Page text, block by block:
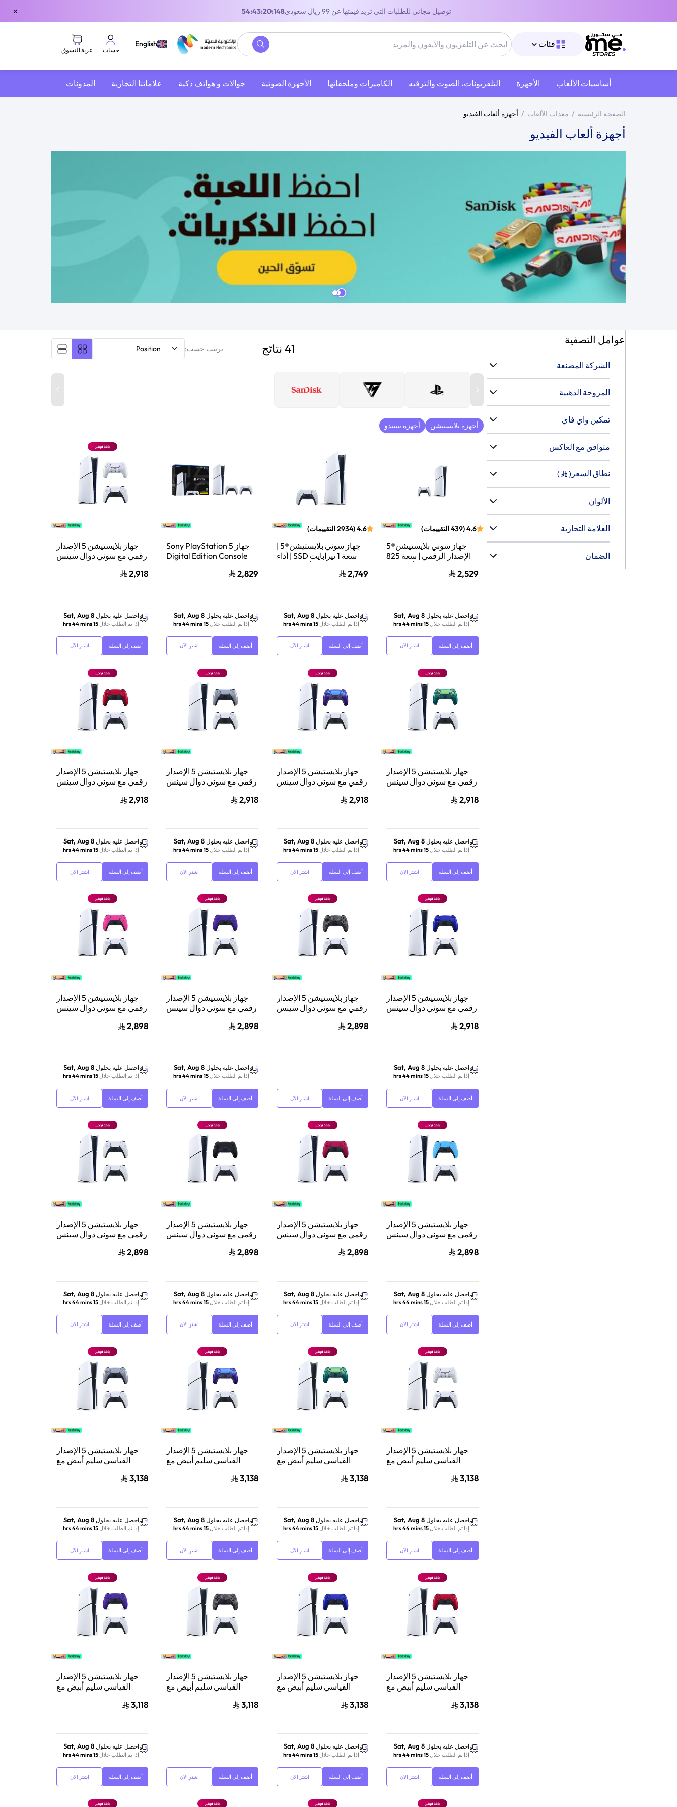
توصيل مجاني للطلبات التي تزيد قيمتها عن 99 ريال سعودي 53:43:20:148
×
فئات English
حساب عربة التسوق
أساسيات الألعاب الأجهزة التلفزيونات، الصوت والترفيه ‫الكاميرات وملحقاتها‬ الأجهزة الصوتية جوالات و هواتف ذكية علاماتنا التجارية المدونات
الصفحة الرئيسية / معدات الألعاب / أجهزة ألعاب الفيديو
أجهزة ألعاب الفيديو
عوامل التصفية
الشركة المصنعة
المروحة الذهبية
تمكين واي فاي
متوافق مع العاكس
نطاق السعر (
)
‫الألوان
‫العلامة التجارية
الضمان‬
41 نتائج ترتيب حسب: Position
أجهزة بلايستيشن أجهزة نينتندو
4.6
(
439التقييمات)
جهاز سوني بلايستيشن®5
الإصدار الرقمي | سعة 825
جيجابايت SSD | أداء فائق
السرعة للألعاب | تتبع الأشعة
2,529
احصل عليه بحلول Sat, Aug 8
إذا تم الطلب خلال 15 hrs 44 mins
أضف إلى السلة اشترِ الآن
4.6
(
2934التقييمات)
جهاز سوني بلايستيشن®5 |
سعة 1 تيرابايت SSD | أداء
فائق السرعة للألعاب | تتبع
2,749
احصل عليه بحلول Sat, Aug 8
إذا تم الطلب خلال 15 hrs 44 mins
أضف إلى السلة اشترِ الآن
جهاز Sony PlayStation 5
Digital Edition Console
2,829
احصل عليه بحلول Sat, Aug 8
إذا تم الطلب خلال 15 hrs 44 mins
أضف إلى السلة اشترِ الآن
جهاز بلايستيشن 5 الإصدار
رقمي مع سوني دوال سينس
بلايستيشن 5 لؤلؤي لامع2,918
احصل عليه بحلول Sat, Aug 8
إذا تم الطلب خلال 15 hrs 44 mins
أضف إلى السلة اشترِ الآن
جهاز بلايستيشن 5 الإصدار
رقمي مع سوني دوال سينس
بلايستيشن 5 أخضر لامع2,918
احصل عليه بحلول Sat, Aug 8
إذا تم الطلب خلال15 hrs 44 mins
أضف إلى السلة اشترِ الآن
جهاز بلايستيشن 5 الإصدار
رقمي مع سوني دوال سينس
بلايستيشن 5 أزرق لامع2,918
احصل عليه بحلول Sat, Aug 8
إذا تم الطلب خلال15 hrs 44 mins
أضف إلى السلة اشترِ الآن
جهاز بلايستيشن 5 الإصدار
رقمي مع سوني دوال سينس
بلايستيشن 5 فضي لامع2,918
احصل عليه بحلول Sat, Aug 8
إذا تم الطلب خلال15 hrs 44 mins
أضف إلى السلة اشترِ الآن
جهاز بلايستيشن 5 الإصدار
رقمي مع سوني دوال سينس
بلايستيشن 5 أحمر بركاني2,918
احصل عليه بحلول Sat, Aug 8
إذا تم الطلب خلال15 hrs 44 mins
أضف إلى السلة اشترِ الآن
جهاز بلايستيشن 5 الإصدار
رقمي مع سوني دوال سينس
بلايستيشن 5 أزرق كوبالت2,918
احصل عليه بحلول Sat, Aug 8
إذا تم الطلب خلال15 hrs 44 mins
أضف إلى السلة اشترِ الآن
جهاز بلايستيشن 5 الإصدار
رقمي مع سوني دوال سينس
بلايستيشن 5 رمادي مموه2,898
أضف إلى السلة اشترِ الآن
جهاز بلايستيشن 5 الإصدار
رقمي مع سوني دوال سينس
بلايستيشن 5 بنفسجي2,898
احصل عليه بحلول Sat, Aug 8
إذا تم الطلب خلال15 hrs 44 mins
أضف إلى السلة اشترِ الآن
جهاز بلايستيشن 5 الإصدار
رقمي مع سوني دوال سينس
بلايستيشن 5 نافو بينك2,898
احصل عليه بحلول Sat, Aug 8
إذا تم الطلب خلال15 hrs 44 mins
أضف إلى السلة اشترِ الآن
جهاز بلايستيشن 5 الإصدار
رقمي مع سوني دوال سينس
بلايستيشن 5 الأزرق النجمي
2,898
احصل عليه بحلول Sat, Aug 8
إذا تم الطلب خلال 15 hrs 44 mins
أضف إلى السلة اشترِ الآن
جهاز بلايستيشن 5 الإصدار
رقمي مع سوني دوال سينس
2,898
احصل عليه بحلول Sat, Aug 8
إذا تم الطلب خلال 15 hrs 44 mins
أضف إلى السلة اشترِ الآن
جهاز بلايستيشن 5 الإصدار
رقمي مع سوني دوال سينس
2,898
احصل عليه بحلول Sat, Aug 8
إذا تم الطلب خلال 15 hrs 44 mins
أضف إلى السلة اشترِ الآن
جهاز بلايستيشن 5 الإصدار
رقمي مع سوني دوال سينس
2,898
احصل عليه بحلول Sat, Aug 8
إذا تم الطلب خلال 15 hrs 44 mins
أضف إلى السلة اشترِ الآن
جهاز بلايستيشن 5 الإصدار
القياسي سليم أبيض مع
3,138
احصل عليه بحلول Sat, Aug 8
إذا تم الطلب خلال15 hrs 44 mins
أضف إلى السلة اشترِ الآن
جهاز بلايستيشن 5 الإصدار
القياسي سليم أبيض مع
3,138
احصل عليه بحلول Sat, Aug 8
إذا تم الطلب خلال15 hrs 44 mins
أضف إلى السلة اشترِ الآن
جهاز بلايستيشن 5 الإصدار
القياسي سليم أبيض مع
3,138
احصل عليه بحلول Sat, Aug 8
إذا تم الطلب خلال15 hrs 44 mins
أضف إلى السلة اشترِ الآن
جهاز بلايستيشن 5 الإصدار
القياسي سليم أبيض مع
3,138
احصل عليه بحلول Sat, Aug 8
إذا تم الطلب خلال15 hrs 44 mins
أضف إلى السلة اشترِ الآن
جهاز بلايستيشن 5 الإصدار
القياسي سليم أبيض مع
3,138
احصل عليه بحلول Sat, Aug 8
إذا تم الطلب خلال15 hrs 44 mins
أضف إلى السلة اشترِ الآن
جهاز بلايستيشن 5 الإصدار
القياسي سليم أبيض مع
3,138
احصل عليه بحلول Sat, Aug 8
إذا تم الطلب خلال15 hrs 44 mins
أضف إلى السلة اشترِ الآن
جهاز بلايستيشن 5 الإصدار
القياسي سليم أبيض مع
3,118
أضف إلى السلة اشترِ الآن
جهاز بلايستيشن 5 الإصدار
القياسي سليم أبيض مع
3,118
احصل عليه بحلول Sat, Aug 8
إذا تم الطلب خلال15 hrs 44 mins
أضف إلى السلة اشترِ الآن